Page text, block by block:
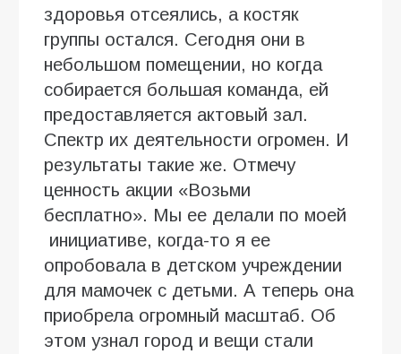
здоровья отсеялись, а костяк
группы остался. Сегодня они в
небольшом помещении, но когда
собирается большая команда, ей
предоставляется актовый зал.
Спектр их деятельности огромен. И
результаты такие же. Отмечу
ценность акции «Возьми
бесплатно». Мы ее делали по моей
инициативе, когда-то я ее
опробовала в детском учреждении
для мамочек с детьми. А теперь она
приобрела огромный масштаб. Об
этом узнал город и вещи стали